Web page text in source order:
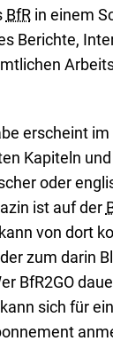
BfRin einem
Berichte,
erscheint
Kapiteln
oder
ist auf der
von dort
zum darin
BfR2GO
sich für ein